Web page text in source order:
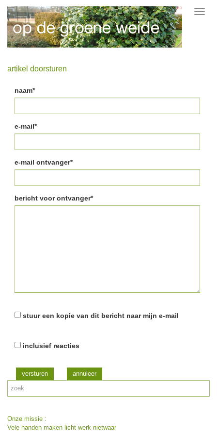
artikel doorsturen
naam*
e-mail*
e-mail ontvanger*
bericht voor ontvanger*
stuur een kopie van dit bericht naar mijn e-mail
inclusief reacties
versturen
Onze missie :
Vele handen maken licht werk nietwaar